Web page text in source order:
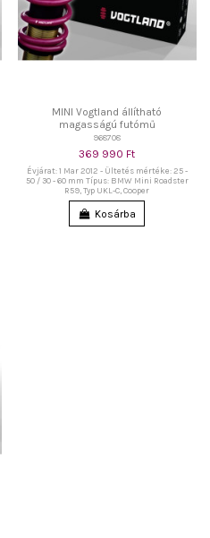
MINI Vogtland állítható
magasságú futómű
968708
369 990 Ft
Évjárat: 1 Mar 2012 - Ültetés mértéke: 25 -
50 / 30 - 60 mm Típus: BMW Mini Roadster
R59, Typ UKL-C, Cooper
Kosárba